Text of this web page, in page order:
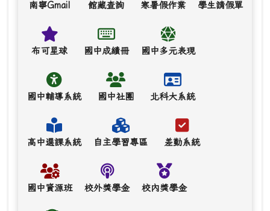
南寧Gmail 館藏查詢 寒暑假作業 學生請假單
布可星球 國中成績冊 國中多元表現
國中輔導系統 國中社團 北科大系統
高中選課系統 自主學習專區 差勤系統
國中資源班 校外獎學金 校內獎學金